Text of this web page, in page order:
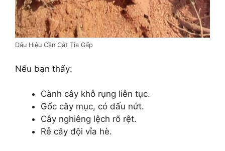
Dấu Hiệu Cần Cắt Tỉa Gấp
Nếu bạn thấy:
Cành cây khô rụng liên tục.
Gốc cây mục, có dấu nứt.
Cây nghiêng lệch rõ rệt.
Rễ cây đội vỉa hè.